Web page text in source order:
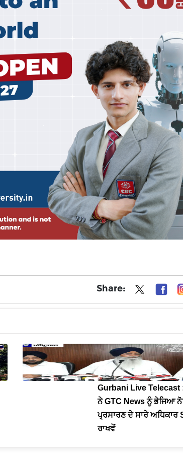
Share:
Gurbani Live Telecast
ਨੇ GTC News ਨੂੰ ਭੇਜਿਆ
ਪ੍ਰਸਾਰਣ ਦੇ ਸਾਰੇ ਅਧਿਕਾਰ
ਰਾਖਵੇਂ